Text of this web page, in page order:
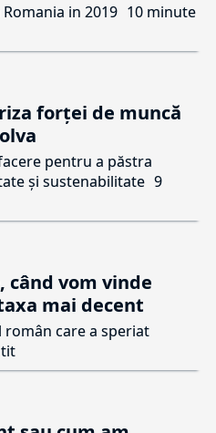
in 2019 10 minute
forței de muncă
pentru a păstra
și sustenabilitate 9
când vom vinde
mai decent
care a speriat